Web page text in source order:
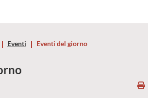
Eventi Eventi del giorno